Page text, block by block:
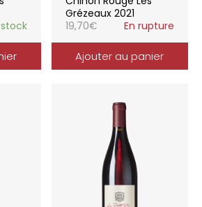
Grézeaux 2021
19,70€ En rupture
Ajouter au panier